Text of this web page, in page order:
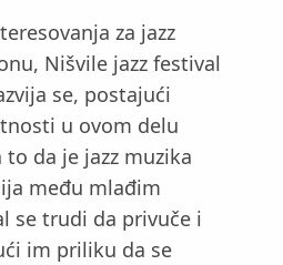
za jazz
Nišvile jazz festival
se, postajući
u ovom delu
to da je jazz muzika
među mlađim
se trudi da privuče i
im priliku da se